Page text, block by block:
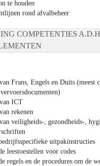
te houden
rond afvalbeheer
COMPETENTIES
Frans, Engels en Duits (meest
ICT
rekenen
veiligheids-, gezondheids-,
uitpakinstructies
leestoestellen voor codes
regels en de procedures om de